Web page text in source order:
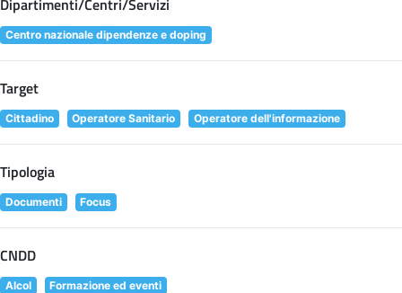
Centro nazionale dipendenze e doping
Target
Cittadino Operatore Sanitario Operatore dell'informazione
Tipologia
Documenti Focus
CNDD
Alcol Formazione ed eventi